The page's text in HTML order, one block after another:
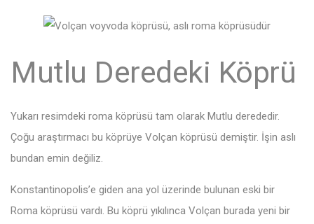
Mutlu Deredeki Köprü
Yukarı resimdeki roma köprüsü tam olarak Mutlu derededir.
Çoğu araştırmacı bu köprüye Volçan köprüsü demiştir. İşin aslı
bundan emin değiliz.
Konstantinopolis’e giden ana yol üzerinde bulunan eski bir
Roma köprüsü vardı. Bu köprü yıkılınca Volçan burada yeni bir